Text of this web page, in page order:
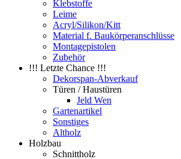
Klebstoffe
Leime
Acryl/Silikon/Kitt
Material f. Baukörperanschlüsse
Montagepistolen
Zubehör
!!! Letzte Chance !!!
Dekorspan-Abverkauf
Türen / Haustüren
Jeld Wen
Gartenartikel
Sonstiges
Altholz
Holzbau
Schnittholz